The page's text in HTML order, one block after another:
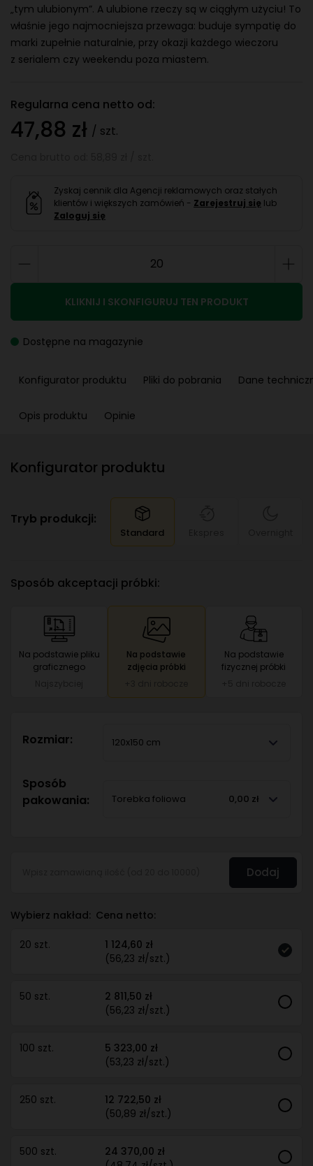
„tym ulubionym”. A ulubione rzeczy są w ciągłym użyciu! To
właśnie jego najmocniejsza przewaga: buduje sympatię do
marki zupełnie naturalnie, przy okazji każdego wieczoru
z serialem czy weekendu poza miastem.
Regularna cena netto od:
47,88 zł / szt.
Zyskaj cennik dla Agencji reklamowych oraz stałych
klientów i większych zamówień - Zarejestruj się lub
Zaloguj się
KLIKNIJ I SKONFIGURUJ TEN PRODUKT
Dostępne na magazynie
Konfigurator produktu Pliki do pobrania Dane
Opis produktu Opinie
Konfigurator produktu
Tryb produkcji:
Standard
Sposób akceptacji próbki:
Na podstawie pliku
graficznego
Na podstawie
zdjęcia próbki
Na podstawie
fizycznej próbki
Rozmiar: 120x150 cm
Sposób
pakowania:
Torebka foliowa 0,00 zł
Dodaj
Wybierz nakład: Cena netto:
20 szt.
1 124,60 zł
(56,23 zł/szt.)
50 szt.
2 811,50 zł
(56,23 zł/szt.)
100 szt.
5 323,00 zł
(53,23 zł/szt.)
250 szt.
12 722,50 zł
(50,89 zł/szt.)
500 szt.
24 370,00 zł